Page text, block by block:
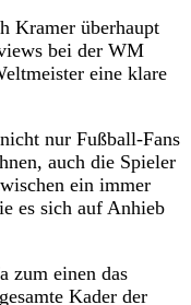
Kramer überhaupt
bei der WM
eine klare
nur Fußball-Fans
auch die Spieler
ein immer
es sich auf Anhieb
zum einen das
Kader der